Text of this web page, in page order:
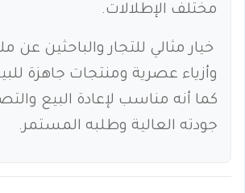
مختلف الإطلالات.
خيار مثالي للتجار والباحثين عن
وأزياء عصرية ومنتجات جاهزة
كما أنه مناسب لإعادة البيع
جودته العالية وطلبه المستمر.